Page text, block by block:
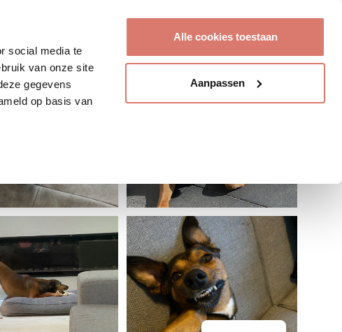
social media te
van onze site
gegevens
op basis van
Alle cookies toestaan
Aanpassen